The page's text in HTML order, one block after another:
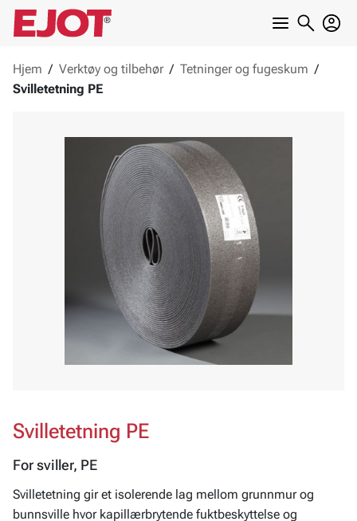
Hjem / Verktøy og tilbehør / Tetninger og fugeskum /
Svilletetning PE
Svilletetning PE
For sviller, PE
Svilletetning gir et isolerende lag mellom grunnmur og
bunnsville hvor kapillærbrytende fuktbeskyttelse og